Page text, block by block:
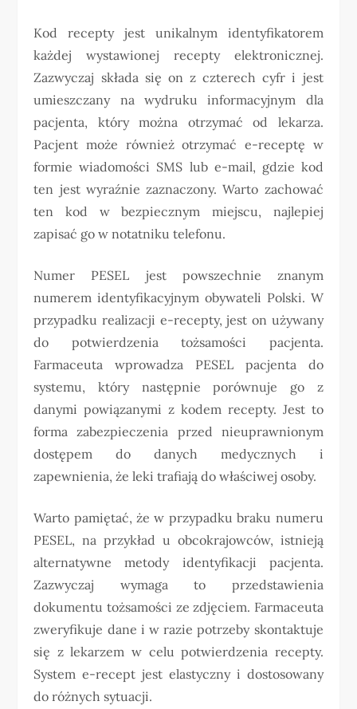
Kod recepty jest unikalnym identyfikatorem
każdej wystawionej recepty elektronicznej.
Zazwyczaj składa się on z czterech cyfr i jest
umieszczany na wydruku informacyjnym dla
pacjenta, który można otrzymać od lekarza.
Pacjent może również otrzymać e-receptę w
formie wiadomości SMS lub e-mail, gdzie kod
ten jest wyraźnie zaznaczony. Warto zachować
ten kod w bezpiecznym miejscu, najlepiej
zapisać go w notatniku telefonu.
Numer PESEL jest powszechnie znanym
numerem identyfikacyjnym obywateli Polski. W
przypadku realizacji e-recepty, jest on używany
do potwierdzenia tożsamości pacjenta.
Farmaceuta wprowadza PESEL pacjenta do
systemu, który następnie porównuje go z
danymi powiązanymi z kodem recepty. Jest to
forma zabezpieczenia przed nieuprawnionym
dostępem do danych medycznych i
zapewnienia, że leki trafiają do właściwej osoby.
Warto pamiętać, że w przypadku braku numeru
PESEL, na przykład u obcokrajowców, istnieją
alternatywne metody identyfikacji pacjenta.
Zazwyczaj wymaga to przedstawienia
dokumentu tożsamości ze zdjęciem. Farmaceuta
zweryfikuje dane i w razie potrzeby skontaktuje
się z lekarzem w celu potwierdzenia recepty.
System e-recept jest elastyczny i dostosowany
do różnych sytuacji.